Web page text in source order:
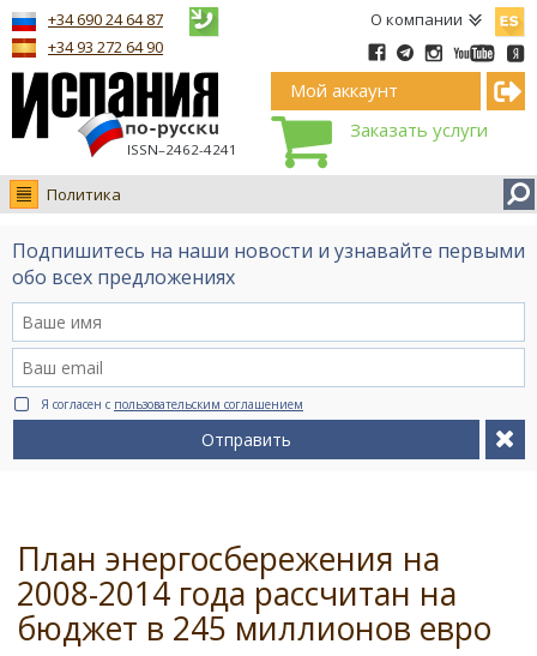
О компании
ISSN–2462-4241
+34 690 24 64 87
+34 93 272 64 90
Мой аккаунт
Заказать услуги
Политика
Новости
Интервью
Видео Ruso.TV
BCN life
Сервис на немецком
Подпишитесь на наши новости и узнавайте первыми
обо всех предложениях
Я согласен с пользовательским соглашением
Отправить
План энергосбережения на
2008-2014 года рассчитан на
бюджет в 245 миллионов евро